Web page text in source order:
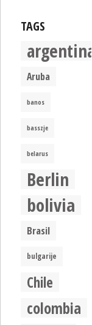
TAGS
argentina
Aruba
banos
basszje
belarus
Berlin
bolivia
Brasil
bulgarije
Chile
colombia